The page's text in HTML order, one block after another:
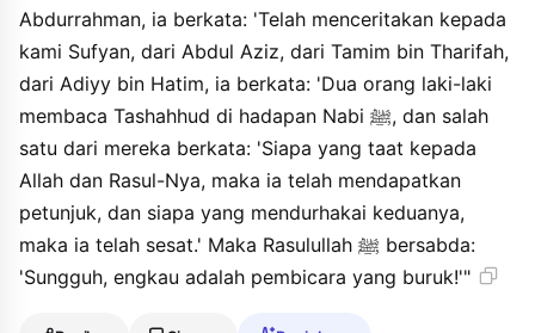
Abdurrahman, ia berkata: 'Telah menceritakan kepada
kami Sufyan, dari Abdul Aziz, dari Tamim bin Tharifah,
dari Adiyy bin Hatim, ia berkata: 'Dua orang laki-laki
membaca Tashahhud di hadapan Nabi ﷺ, dan salah
satu dari mereka berkata: 'Siapa yang taat kepada
Allah dan Rasul-Nya, maka ia telah mendapatkan
petunjuk, dan siapa yang mendurhakai keduanya,
maka ia telah sesat.' Maka Rasulullah ﷺ bersabda:
'Sungguh, engkau adalah pembicara yang buruk!'"